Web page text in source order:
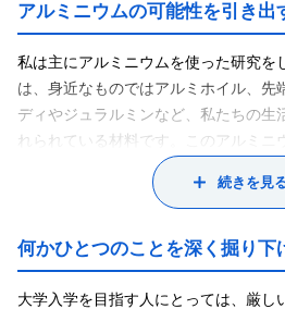
アルミニウムの可能性を引き出
私は主にアルミニウムを使った研究を
は、身近なものではアルミホイル、先
ディやジュラルミンなど、私たちの生
れられている材料です。このアルミニ
があり、非常に可能性を持っていると
き出す研究を私はしているのです。も
たは窒素や他の金属を混ぜた新しい複
可能性を引き出しているのです。例え
結合すると、アルミナと呼ばれるダイ
続きを見
何かひとつのことを深く掘り下
大学入学を目指す人にとっては、厳し